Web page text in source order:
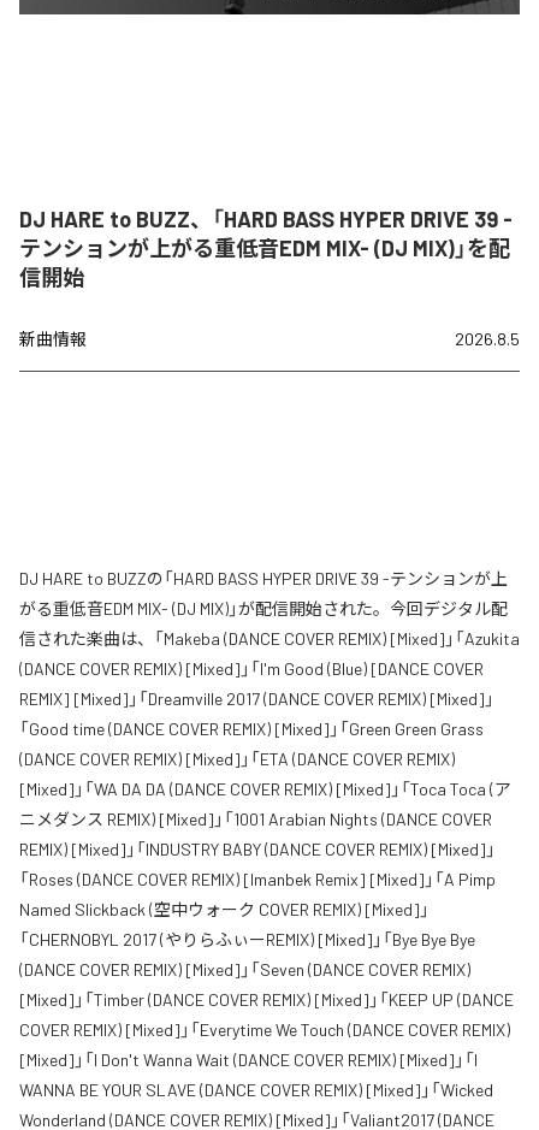
DJ HARE to BUZZ、「HARD BASS HYPER DRIVE 39 -
テンションが上がる重低音EDM MIX- (DJ MIX)」を配
信開始
新曲情報 2026.8.5
DJ HARE to BUZZの「HARD BASS HYPER DRIVE 39 -テンションが上
がる重低音EDM MIX- (DJ MIX)」が配信開始された。今回デジタル配
信された楽曲は、「Makeba (DANCE COVER REMIX) [Mixed]」「Azukita
(DANCE COVER REMIX) [Mixed]」「I'm Good (Blue) [DANCE COVER
REMIX] [Mixed]」「Dreamville 2017 (DANCE COVER REMIX) [Mixed]」
「Good time (DANCE COVER REMIX) [Mixed]」「Green Green Grass
(DANCE COVER REMIX) [Mixed]」「ETA (DANCE COVER REMIX)
[Mixed]」「WA DA DA (DANCE COVER REMIX) [Mixed]」「Toca Toca (ア
ニメダンス REMIX) [Mixed]」「1001 Arabian Nights (DANCE COVER
REMIX) [Mixed]」「INDUSTRY BABY (DANCE COVER REMIX) [Mixed]」
「Roses (DANCE COVER REMIX) [Imanbek Remix] [Mixed]」「A Pimp
Named Slickback (空中ウォーク COVER REMIX) [Mixed]」
「CHERNOBYL 2017 (やりらふぃーREMIX) [Mixed]」「Bye Bye Bye
(DANCE COVER REMIX) [Mixed]」「Seven (DANCE COVER REMIX)
[Mixed]」「Timber (DANCE COVER REMIX) [Mixed]」「KEEP UP (DANCE
COVER REMIX) [Mixed]」「Everytime We Touch (DANCE COVER REMIX)
[Mixed]」「I Don't Wanna Wait (DANCE COVER REMIX) [Mixed]」「I
WANNA BE YOUR SLAVE (DANCE COVER REMIX) [Mixed]」「Wicked
Wonderland (DANCE COVER REMIX) [Mixed]」「Valiant2017 (DANCE